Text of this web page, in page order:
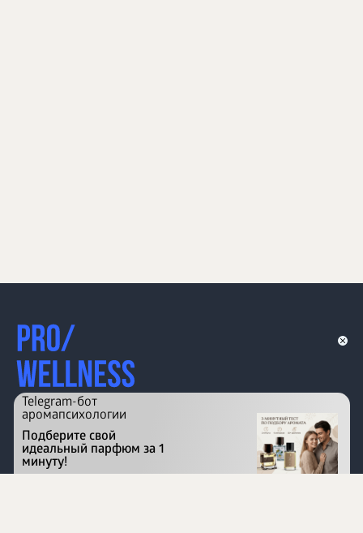
Перейти на сайт
Telegram-бот
аромапсихологии
Подберите свой
идеальный парфюм за 1
минуту!